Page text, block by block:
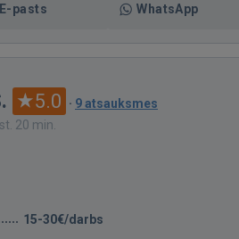
E-pasts WhatsApp
5.0 · 9 atsauksmes
20 min.
15-30€/darbs